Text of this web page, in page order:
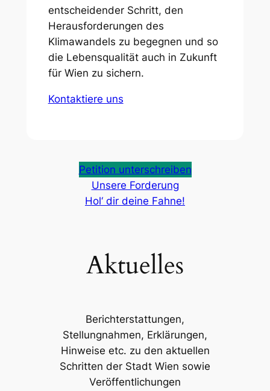
entscheidender Schritt, den
Herausforderungen des
Klimawandels zu begegnen und so
die Lebensqualität auch in Zukunft
für Wien zu sichern.
Kontaktiere uns
Petition unterschreiben
Unsere Forderung
Hol‘ dir deine Fahne!
Aktuelles
Berichterstattungen,
Stellungnahmen, Erklärungen,
Hinweise etc. zu den aktuellen
Schritten der Stadt Wien sowie
Veröffentlichungen